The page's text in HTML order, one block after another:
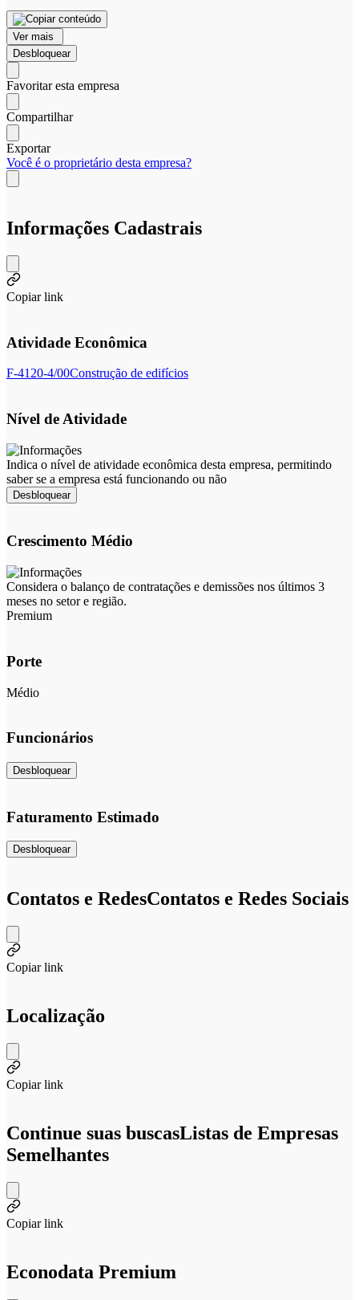
Ver mais
Desbloquear
Favoritar esta empresa
Compartilhar
Exportar
Você é o proprietário desta empresa?
Informações Cadastrais
Copiar link
Atividade Econômica
F-4120-4/00Construção de edifícios
Nível de Atividade
Indica o nível de atividade econômica desta empresa, permitindo
saber se a empresa está funcionando ou não
Desbloquear
Crescimento Médio
Considera o balanço de contratações e demissões nos últimos 3
meses no setor e região.
Premium
Porte
Médio
Funcionários
Desbloquear
Faturamento Estimado
Desbloquear
Contatos e RedesContatos e Redes Sociais
Copiar link
Localização
Copiar link
Continue suas buscasListas de Empresas
Semelhantes
Copiar link
Econodata Premium